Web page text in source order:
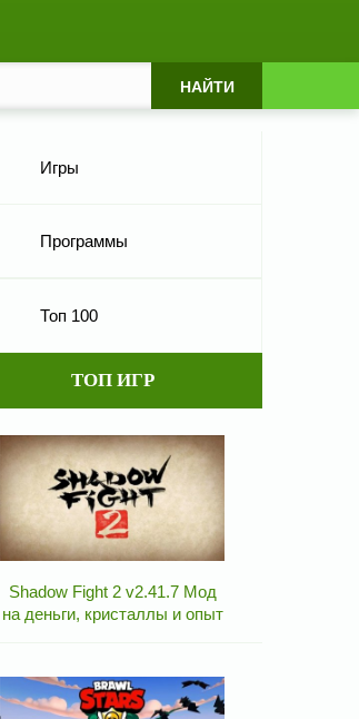
Игры
Программы
Топ 100
ТОП ИГР
Shadow Fight 2 v2.41.7 Мод
на деньги, кристаллы и опыт